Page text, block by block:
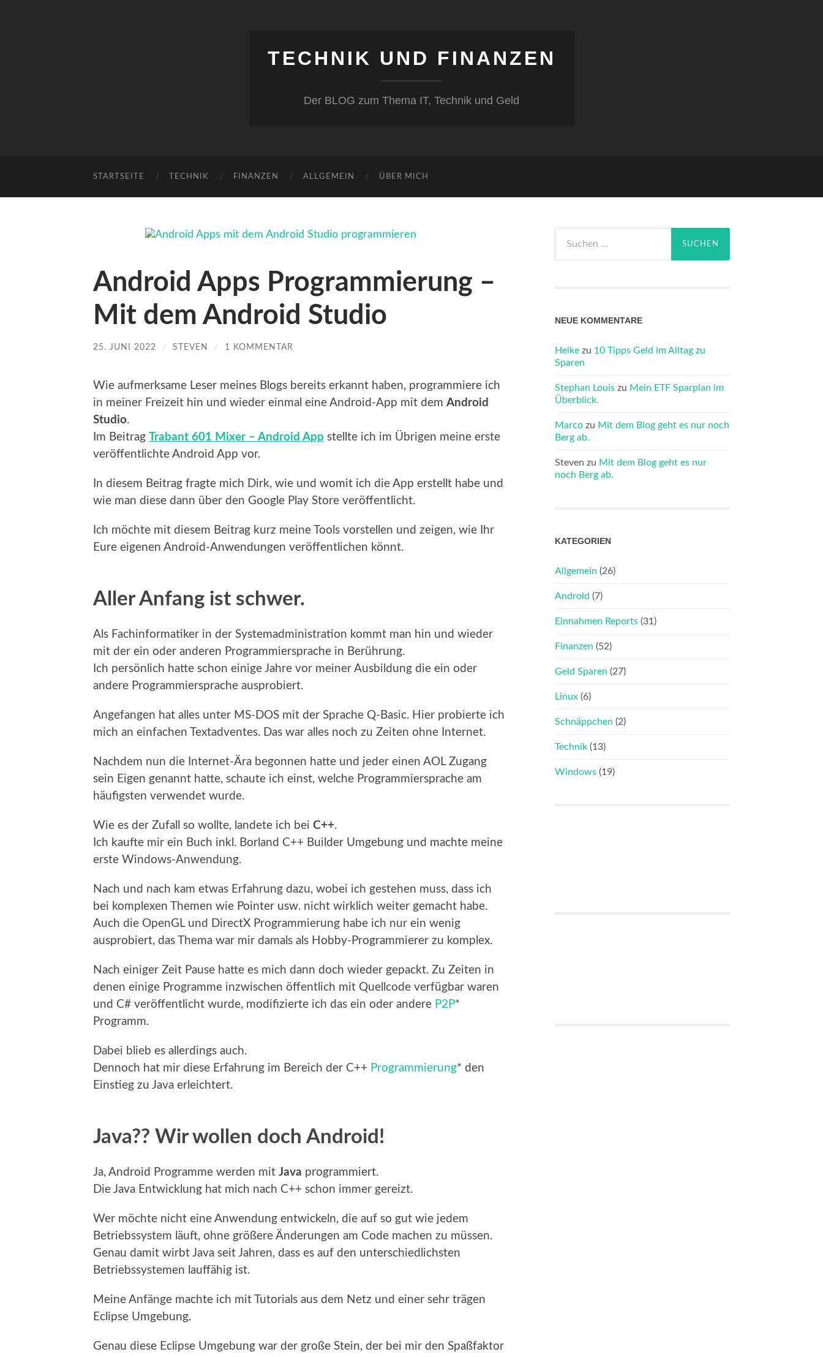
TECHNIK UND FINANZEN
Der BLOG zum Thema IT, Technik und Geld
STARTSEITE TECHNIK FINANZEN ALLGEMEIN ÜBER MICH
Android Apps Programmierung –
Mit dem Android Studio
25. JUNI 2022 / STEVEN / 1 KOMMENTAR
Wie aufmerksame Leser meines Blogs bereits erkannt haben, programmiere ich
in meiner Freizeit hin und wieder einmal eine Android-App mit dem Android
Studio.
Im Beitrag Trabant 601 Mixer – Android App stellte ich im Übrigen meine erste
veröffentlichte Android App vor.
In diesem Beitrag fragte mich Dirk, wie und womit ich die App erstellt habe und
wie man diese dann über den Google Play Store veröffentlicht.
Ich möchte mit diesem Beitrag kurz meine Tools vorstellen und zeigen, wie Ihr
Eure eigenen Android-Anwendungen veröffentlichen könnt.
Aller Anfang ist schwer.
Als Fachinformatiker in der Systemadministration kommt man hin und wieder
mit der ein oder anderen Programmiersprache in Berührung.
Ich persönlich hatte schon einige Jahre vor meiner Ausbildung die ein oder
andere Programmiersprache ausprobiert.
Angefangen hat alles unter MS-DOS mit der Sprache Q-Basic. Hier probierte ich
mich an einfachen Textadventes. Das war alles noch zu Zeiten ohne Internet.
Nachdem nun die Internet-Ära begonnen hatte und jeder einen AOL Zugang
sein Eigen genannt hatte, schaute ich einst, welche Programmiersprache am
häufigsten verwendet wurde.
Wie es der Zufall so wollte, landete ich bei C++.
Ich kaufte mir ein Buch inkl. Borland C++ Builder Umgebung und machte meine
erste Windows-Anwendung.
Nach und nach kam etwas Erfahrung dazu, wobei ich gestehen muss, dass ich
bei komplexen Themen wie Pointer usw. nicht wirklich weiter gemacht habe.
Auch die OpenGL und DirectX Programmierung habe ich nur ein wenig
ausprobiert, das Thema war mir damals als Hobby-Programmierer zu komplex.
Nach einiger Zeit Pause hatte es mich dann doch wieder gepackt. Zu Zeiten in
denen einige Programme inzwischen öffentlich mit Quellcode verfügbar waren
und C# veröffentlicht wurde, modifizierte ich das ein oder andere P2P*
Programm.
Dabei blieb es allerdings auch.
Dennoch hat mir diese Erfahrung im Bereich der C++ Programmierung* den
Einstieg zu Java erleichtert.
Java?? Wir wollen doch Android!
Ja, Android Programme werden mit Java programmiert.
Die Java Entwicklung hat mich nach C++ schon immer gereizt.
Wer möchte nicht eine Anwendung entwickeln, die auf so gut wie jedem
Betriebssystem läuft, ohne größere Änderungen am Code machen zu müssen.
Genau damit wirbt Java seit Jahren, dass es auf den unterschiedlichsten
Betriebssystemen lauffähig ist.
Meine Anfänge machte ich mit Tutorials aus dem Netz und einer sehr trägen
Eclipse Umgebung.
Genau diese Eclipse Umgebung war der große Stein, der bei mir den Spaßfaktor
nach:
NEUE KOMMENTARE
Heike zu 10 Tipps Geld im Alltag zu
Sparen
Stephan Louis zu Mein ETF Sparplan im
Überblick.
Marco zu Mit dem Blog geht es nur noch
Berg ab.
Steven zu Mit dem Blog geht es nur
noch Berg ab.
KATEGORIEN
Allgemein (26)
Android (7)
Einnahmen Reports (31)
Finanzen (52)
Geld Sparen (27)
Linux (6)
Schnäppchen (2)
Technik (13)
Windows (19)